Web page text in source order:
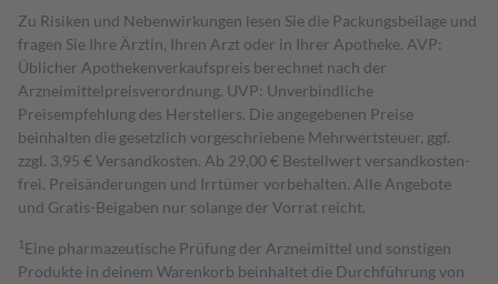
Zu Risiken und Nebenwirkungen lesen Sie die Packungsbeilage und
fragen Sie Ihre Ärztin, Ihren Arzt oder in Ihrer Apotheke. AVP:
Üblicher Apothekenverkaufspreis berechnet nach der
Arzneimittelpreisverordnung. UVP: Unverbindliche
Preisempfehlung des Herstellers. Die angegebenen Preise
beinhalten die gesetzlich vorgeschriebene Mehrwertsteuer, ggf.
zzgl. 3,95 € Versandkosten. Ab 29,00 € Bestell­wert versand­kosten­
frei. Preisänderungen und Irrtümer vorbehalten. Alle Angebote
und Gratis-Beigaben nur solange der Vorrat reicht.
1 Eine pharmazeutische Prüfung der Arzneimittel und sonstigen
Produkte in deinem Warenkorb beinhaltet die Durchführung von